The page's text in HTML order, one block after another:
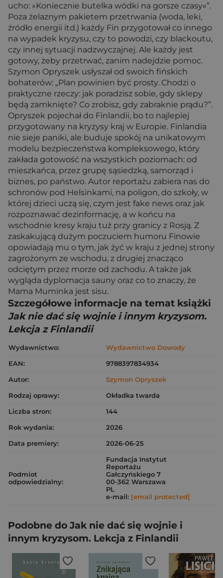
ucho: »Koniecznie butelka wódki na gorsze czasy«”.
Poza żelaznym pakietem przetrwania (woda, leki,
źródło energii itd.) każdy Fin przygotował co innego
na wypadek kryzysu, czy to powodzi, czy blackoutu,
czy innej sytuacji nadzwyczajnej. Ale każdy jest
gotowy, żeby przetrwać, zanim nadejdzie pomoc.
Szymon Opryszek usłyszał od swoich fińskich
bohaterów: „Plan powinien być prosty. Chodzi o
praktyczne rzeczy: jak poradzisz sobie, gdy sklepy
będą zamknięte? Co zrobisz, gdy zabraknie prądu?”.
Opryszek pojechał do Finlandii, bo to najlepiej
przygotowany na kryzysy kraj w Europie. Finlandia
nie sieje paniki, ale buduje spokój na unikatowym
modelu bezpieczeństwa kompleksowego, który
zakłada gotowość na wszystkich poziomach: od
mieszkańca, przez grupę sąsiedzką, samorząd i
biznes, po państwo. Autor reportażu zabiera nas do
schronów pod Helsinkami, na poligon, do szkoły, w
której dzieci uczą się, czym jest fake news oraz jak
rozpoznawać dezinformację, a w końcu na
wschodnie kresy kraju tuż przy granicy z Rosją. Z
zaskakującą dużym poczuciem humoru Finowie
opowiadają mu o tym, jak żyć w kraju z jednej strony
zagrożonym ze wschodu, z drugiej znacząco
odciętym przez morze od zachodu. A także jak
wygląda dyplomacja sauny oraz co to znaczy, że
Mama Muminka jest sisu.
Szczegółowe informacje na temat książki
Jak nie dać się wojnie i innym kryzysom.
Lekcja z Finlandii
Wydawnictwo:
Wydawnictwo Dowody
EAN:
9788397834934
Autor:
Szymon Opryszek
Rodzaj oprawy:
Okładka twarda
Liczba stron:
144
Rok wydania:
2026
Data premiery:
2026-06-25
Podmiot
odpowiedzialny:
Fundacja Instytut
Reportażu
Gałczyńskiego 7
00-362 Warszawa
PL
e-mail: [email protected]
Podobne do Jak nie dać się wojnie i
innym kryzysom. Lekcja z Finlandii